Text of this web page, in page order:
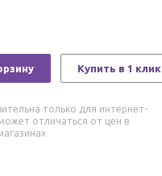
Купить в 1 клик
только для интернет-
отличаться от цен в